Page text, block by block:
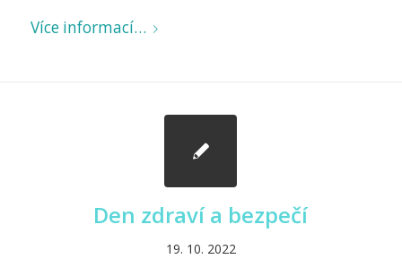
Více informací…
Den zdraví a bezpečí
19. 10. 2022